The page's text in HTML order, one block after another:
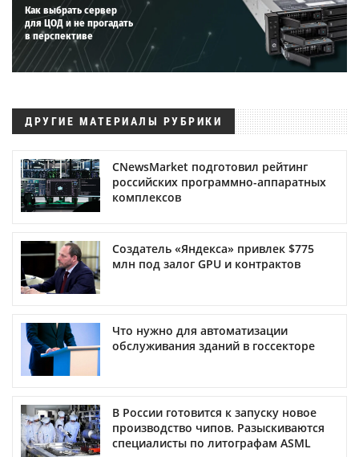
Как выбрать сервер
для ЦОД и не прогадать
в перспективе
ДРУГИЕ МАТЕРИАЛЫ РУБРИКИ
CNewsMarket подготовил рейтинг
российских программно-аппаратных
комплексов
Создатель «Яндекса» привлек $775
млн под залог GPU и контрактов
Что нужно для автоматизации
обслуживания зданий в госсекторе
В России готовится к запуску новое
производство чипов. Разыскиваются
специалисты по литографам ASML